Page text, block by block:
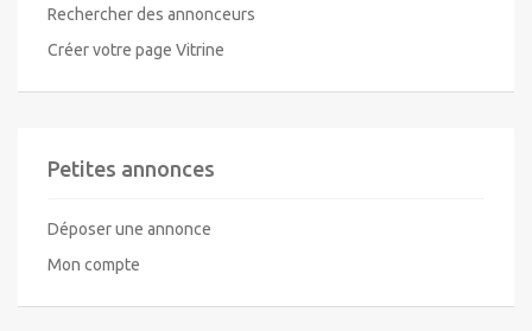
Rechercher des annonceurs
Créer votre page Vitrine
Petites annonces
Déposer une annonce
Mon compte